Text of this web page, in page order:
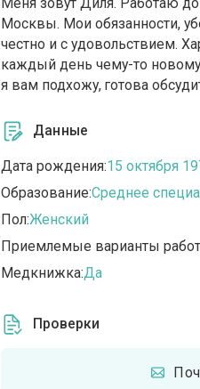
Москвы. Мои обязанности,
честно и с удовольствием.
каждый день чему-то
я вам подхожу, готова
Данные
Дата рождения:15 октября
Образование:Среднее
Пол:Женский
Приемлемые варианты
Медкнижка:Да
Проверки